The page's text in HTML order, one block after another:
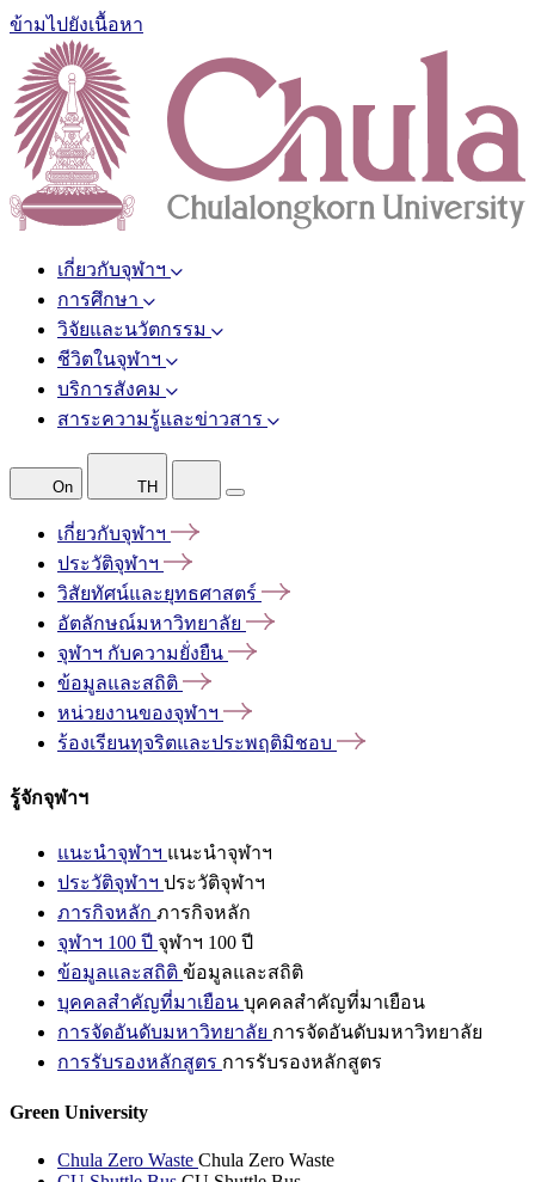
ข้ามไปยังเนื้อหา
เกี่ยวกับจุฬาฯ
การศึกษา
วิจัยและนวัตกรรม
ชีวิตในจุฬาฯ
บริการสังคม
สาระความรู้และข่าวสาร
On TH
เกี่ยวกับจุฬาฯ
ประวัติจุฬาฯ
วิสัยทัศน์และยุทธศาสตร์
อัตลักษณ์มหาวิทยาลัย
จุฬาฯ กับความยั่งยืน
ข้อมูลและสถิติ
หน่วยงานของจุฬาฯ
ร้องเรียนทุจริตและประพฤติมิชอบ
รู้จักจุฬาฯ
แนะนำจุฬาฯ แนะนำจุฬาฯ
ประวัติจุฬาฯ ประวัติจุฬาฯ
ภารกิจหลัก ภารกิจหลัก
จุฬาฯ 100 ปี จุฬาฯ 100 ปี
ข้อมูลและสถิติ ข้อมูลและสถิติ
บุคคลสำคัญที่มาเยือน บุคคลสำคัญที่มาเยือน
การจัดอันดับมหาวิทยาลัย การจัดอันดับมหาวิทยาลัย
การรับรองหลักสูตร การรับรองหลักสูตร
Green University
Chula Zero Waste Chula Zero Waste